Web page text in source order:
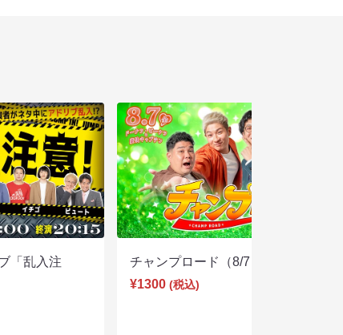
「乱入注
チャンプロード（8/7 19:30）
¥1300 (税込)